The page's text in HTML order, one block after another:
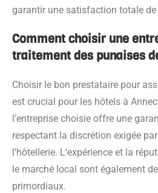
garantir une satisfaction totale
Comment choisir une
traitement des punaises
Choisir le bon prestataire pour
est crucial pour les hôtels à
l’entreprise choisie offre une
respectant la discrétion exigée
l’hôtellerie. L’expérience et la
le marché local sont également
primordiaux.